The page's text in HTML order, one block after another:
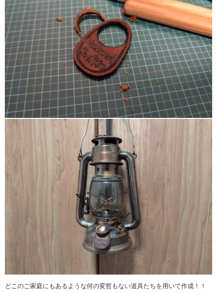
どこのご家庭にもあるような何の変哲もない道具たちを用いて作成！！